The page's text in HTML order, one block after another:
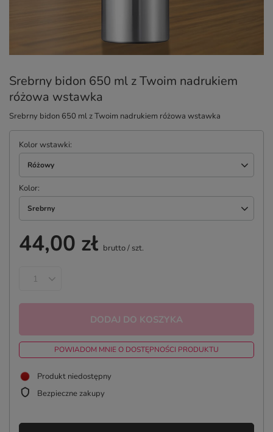
Srebrny bidon 650 ml z Twoim nadrukiem
różowa wstawka
Srebrny bidon 650 ml z Twoim nadrukiem różowa wstawka
Kolor wstawki
Różowy
Kolor
Srebrny
44,00 zł brutto/ szt.
DODAJ DO KOSZYKA
POWIADOM MNIE O DOSTĘPNOŚCI PRODUKTU
Produkt niedostępny
Bezpieczne zakupy